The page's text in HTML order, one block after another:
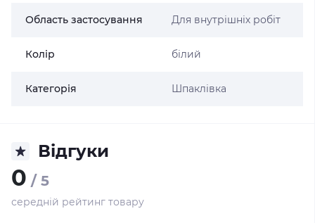
Область застосування Для внутрішніх робіт
Колір білий
Категорія Шпаклівка
Відгуки
0 / 5
середній рейтинг товару